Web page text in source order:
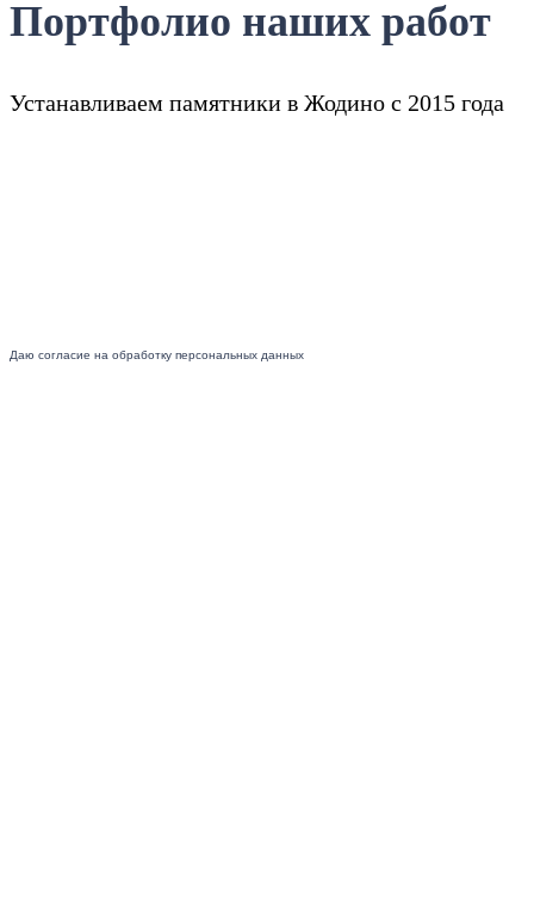
Даю согласие на обработку персональных данных
Портфолио наших работ
Устанавливаем памятники в Жодино с 2015 года